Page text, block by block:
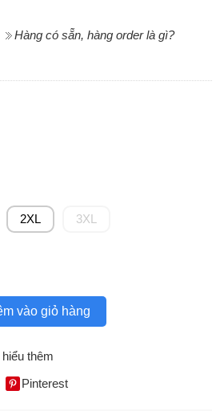
Hàng có sẵn, hàng order là gì?
2XL 3XL
vào giỏ hàng
thêm
Pinterest